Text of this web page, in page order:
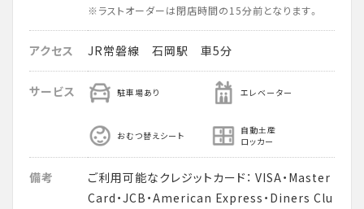
※ラストオーダーは閉店時間の15分前となります。
アクセス JR常磐線 石岡駅 車5分
サービス 駐車場あり エレベーター
おむつ替えシート
自動土産
ロッカー
備考
ご利用可能なクレジットカード： VISA・Master
Card・JCB・American Express・Diners Clu